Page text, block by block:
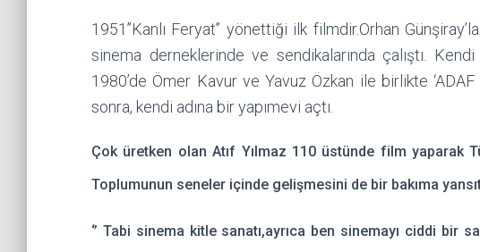
1951’’Kanlı Feryat’’ yönettiği ilk filmdir.Orhan
sinema derneklerinde ve sendikalarında çalıştı.
1980’de Ömer Kavur ve Yavuz Özkan ile birlikte ‘ADAF
sonra, kendi adına bir yapımevi açtı.
Çok üretken olan Atıf Yılmaz 110 üstünde film yaparak
Toplumunun seneler içinde gelişmesini de bir bakıma
‘’ Tabi sinema kitle sanatı,ayrıca ben sinemayı ciddi bir